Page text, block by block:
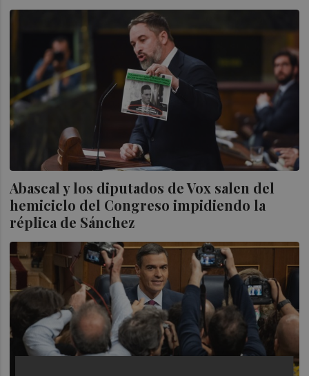
Abascal y los diputados de Vox salen del
hemiciclo del Congreso impidiendo la
réplica de Sánchez